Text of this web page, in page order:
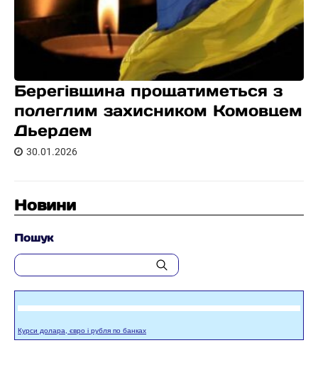
Берегівщина прощатиметься з
полеглим захисником Комовцем
Дьердем
30.01.2026
Новини
Пошук
Курси долара, євро і рубля по банках